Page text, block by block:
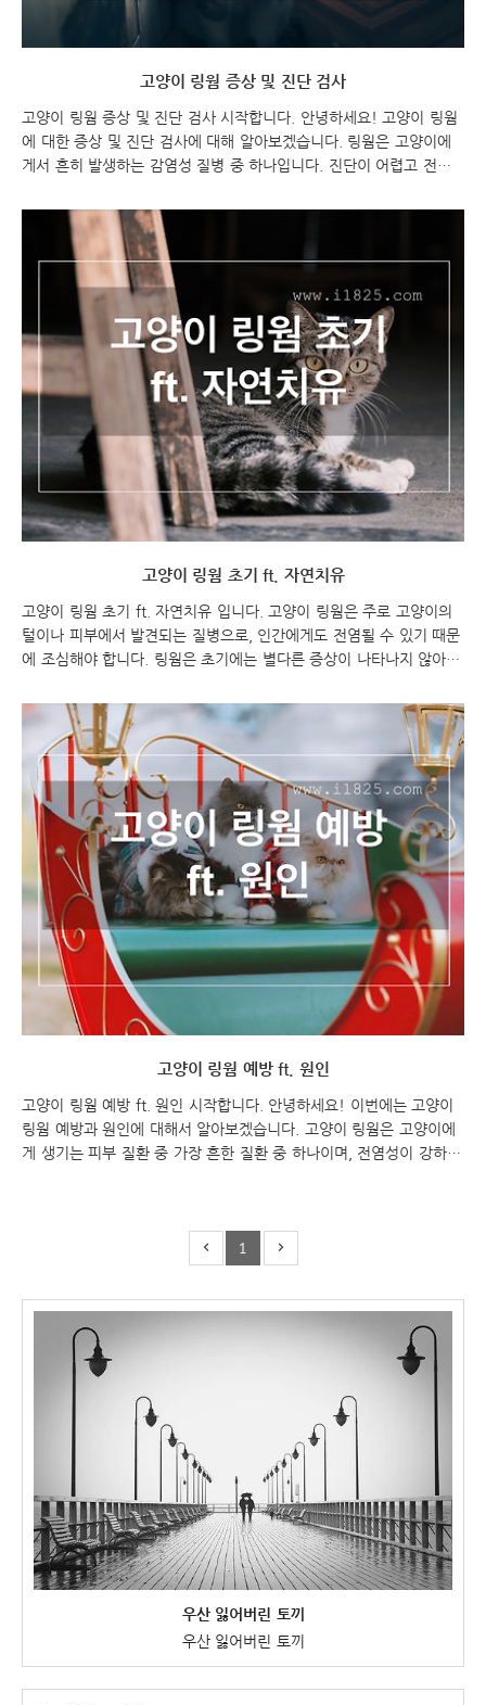
고양이 링웜 증상 및 진단 검사
고양이 링웜 증상 및 진단 검사 시작합니다. 안녕하세요! 고양이 링웜
에 대한 증상 및 진단 검사에 대해 알아보겠습니다. 링웜은 고양이에
게서 흔히 발생하는 감염성 질병 중 하나입니다. 진단이 어렵고 전염
죠! 고양이 링웜 증상 및 진단 검사 고양이 링웜 고양이 링웜 증상 고
양이 링웜 증상은 피부 문제가 가장 일반적입니다. 감염된 고양이 링
웜 피부에서는 허벅지, 귀, 얼굴 등에 원형 또는 타원형의 발진이 나타
나며, 이 발진은 중심이 더 밝고 가장자리가 더 어둡게 나타납니다. 발
진 주위의 피부는 발적과 함께 붓고 가려움증을 유발합니다. 이러한 증
상 외에도 고양이가 털이 빠지는 경우, 피부 건조, 비듬, 염증, 혹 등의
증상이 나타날 수 있습니다. ..
고양이 링웜 초기 ft. 자연치유
고양이 링웜 초기 ft. 자연치유 입니다. 고양이 링웜은 주로 고양이의
털이나 피부에서 발견되는 질병으로, 인간에게도 전염될 수 있기 때문
에 조심해야 합니다. 링웜은 초기에는 별다른 증상이 나타나지 않아서
경우가 많습니다. 하지만 초기에 조치를 취하면 링웜 감염을 예방하거
나 조기에 치료할 수 있습니다. 초기 증상으로는 원형으로 생긴 탈모
와 함께 가려움, 각질과 붉은 발진, 염증으로 인한 딱지 등이 나타날 수
있습니다. 만약 고양이가 이러한 증상을 보인다면, 즉시 수의사에게 상
담하고 치료를 받는 것이 좋습니다. 물론, 자연치유를 위해 항진균제나
항염증제 등의 약물 치료를 병행하는 것이 좋습니다. 하지만 자연치유
를 위해서는 고양이의 환경과 ..
고양이 링웜 예방 ft. 원인
고양이 링웜 예방 ft. 원인 시작합니다. 안녕하세요! 이번에는 고양이
링웜 예방과 원인에 대해서 알아보겠습니다. 고양이 링웜은 고양이에
게 생기는 피부 질환 중 가장 흔한 질환 중 하나이며, 전염성이 강하고
t. 원인 고양이 링웜 고양이 링웜 예방 고양이 링웜 예방 방법 고양이
웜의 주요 원인은 곰팡이의 일종인 '피부사상균'입니다. 이균은 환경에
다묘 가정에서는 한 마리의 ..
1
우산 잃어버린 토끼
우산 잃어버린 토끼